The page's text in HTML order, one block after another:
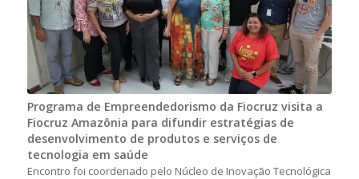
Programa de Empreendedorismo da Fiocruz visita a
Fiocruz Amazônia para difundir estratégias de
desenvolvimento de produtos e serviços de
tecnologia em saúde
Encontro foi coordenado pelo Núcleo de Inovação Tecnológica